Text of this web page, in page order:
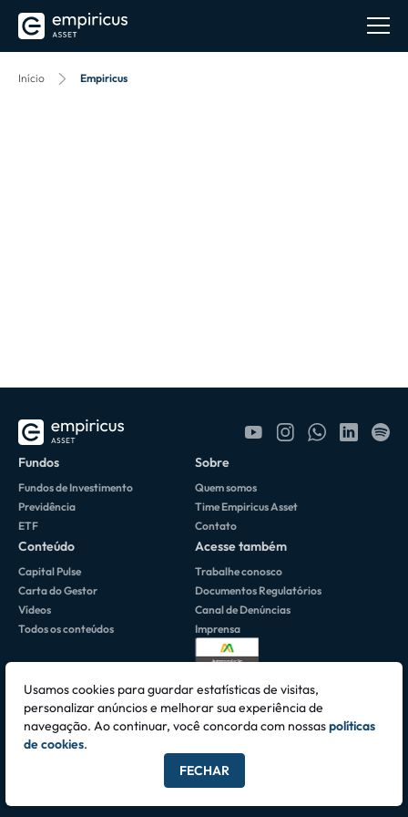
Início Empiricus
Fundos
Fundos de Investimento
Previdência
ETF
Sobre
Quem somos
Time Empiricus Asset
Contato
Conteúdo
Capital Pulse
Carta do Gestor
Vídeos
Todos os conteúdos
Acesse também
Trabalhe conosco
Documentos Regulatórios
Canal de Denúncias
Imprensa
Av. Brigadeiro Faria Lima, 3064 • 10º Andar 01451-000 • São Paulo, SP -
Todos os direitos reservados © 2026 Empiricus Asset Ltda.
Usamos cookies para guardar estatísticas de visitas,
personalizar anúncios e melhorar sua experiência de
navegação. Ao continuar, você concorda com nossaspolíticas
de cookies.
FECHAR